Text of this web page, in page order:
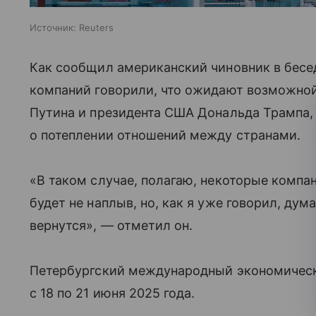
Источник: Reuters
Как сообщил американский чиновник в
компаний говорили, что ожидают
Путина и президента США Дональда Трампа,
о потеплении отношений между странами.
«В таком случае, полагаю, некоторые
будет не наплыв, но, как я уже говорил,
вернутся», — отметил он.
Петербургский международный
с 18 по 21 июня 2025 года.